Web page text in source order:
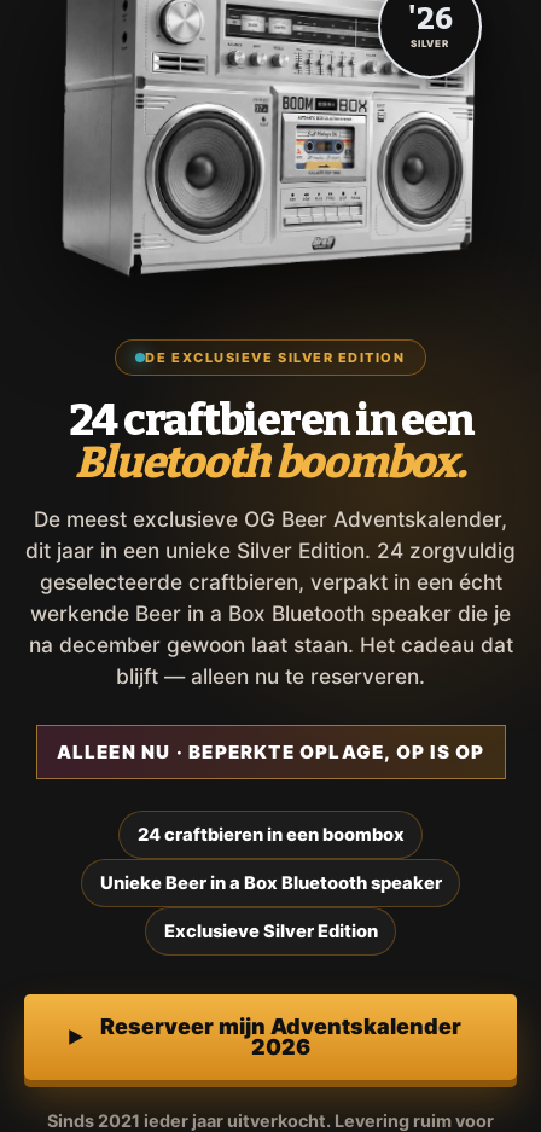
DE EXCLUSIEVE SILVER EDITION
24 craftbieren in een
Bluetooth boombox.
De meest exclusieve OG Beer Adventskalender,
dit jaar in een unieke Silver Edition. 24 zorgvuldig
geselecteerde craftbieren, verpakt in een écht
werkende Beer in a Box Bluetooth speaker die je
na december gewoon laat staan. Het cadeau dat
blijft — alleen nu te reserveren.
ALLEEN NU · BEPERKTE OPLAGE, OP IS OP
24 craftbieren in een boombox
Unieke Beer in a Box Bluetooth speaker
Exclusieve Silver Edition
Reserveer mijn Adventskalender
2026
Sinds 2021 ieder jaar uitverkocht. Levering ruim voor
'26
SILVER